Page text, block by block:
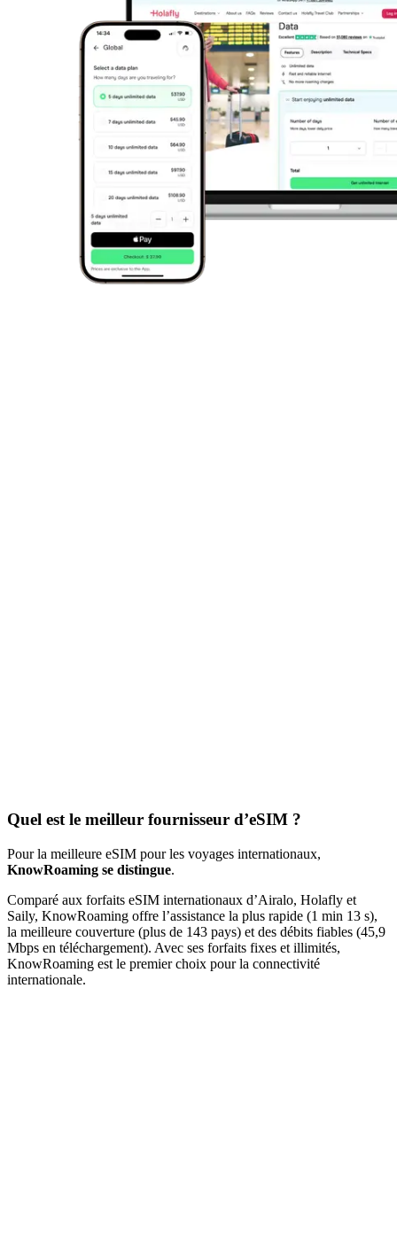
Quel est le meilleur fournisseur d’eSIM ?
Pour la meilleure eSIM pour les voyages internationaux,
KnowRoaming se distingue.
Comparé aux forfaits eSIM internationaux d’Airalo, Holafly et
Saily, KnowRoaming offre l’assistance la plus rapide (1 min 13 s),
la meilleure couverture (plus de 143 pays) et des débits fiables (45,9
Mbps en téléchargement). Avec ses forfaits fixes et illimités,
KnowRoaming est le premier choix pour la connectivité
internationale.